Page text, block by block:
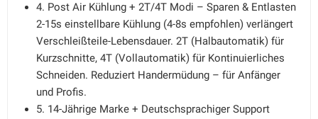
4. Post Air Kühlung + 2T/4T Modi – Sparen & Entlasten
2-15s einstellbare Kühlung (4-8s empfohlen) verlängert
Verschleißteile-Lebensdauer. 2T (Halbautomatik) für
Kurzschnitte, 4T (Vollautomatik) für Kontinuierliches
Schneiden. Reduziert Handermüdung – für Anfänger
und Profis.
5. 14-Jährige Marke + Deutschsprachiger Support